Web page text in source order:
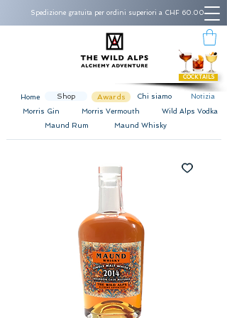
Spedizione gratuita per ordini superiori a CHF 60.00
COCKTAILS
Home Shop Awards Chi siamo
Notizia
Morris Gin
Morris Vermouth
Wild Alps Vodka
Maund Rum
Maund Whisky